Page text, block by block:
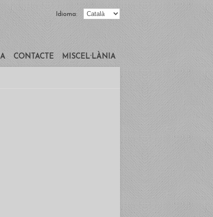
Idioma:
CONTACTE MISCEL·LÀNIA